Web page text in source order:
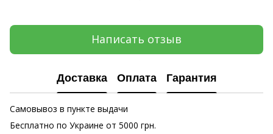
Написать отзыв
Доставка Оплата Гарантия
Самовывоз в пункте выдачи
Бесплатно по Украине от 5000 грн.